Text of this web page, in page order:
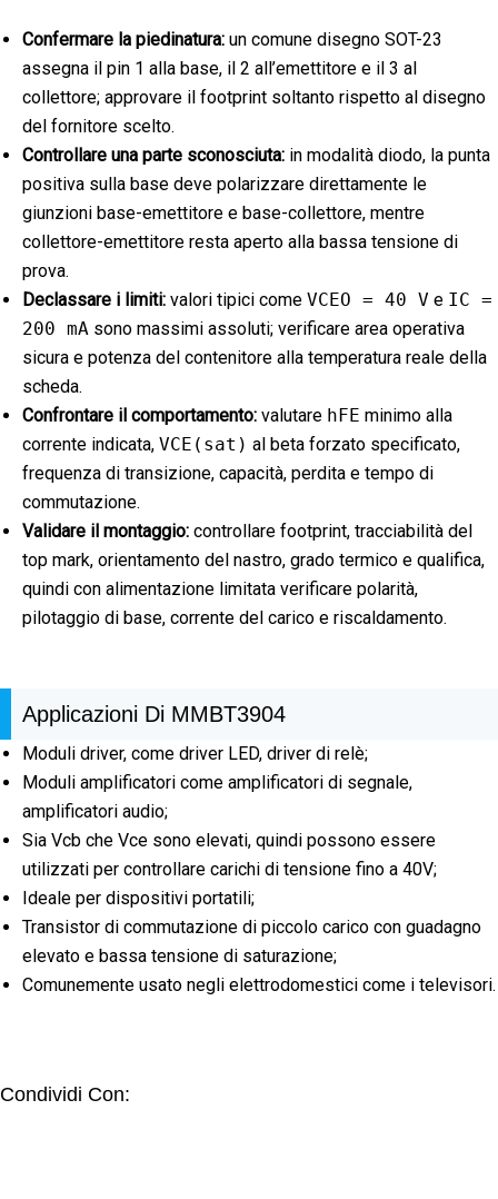
Confermare la piedinatura: un comune disegno SOT-23
assegna il pin 1 alla base, il 2 all’emettitore e il 3 al
collettore; approvare il footprint soltanto rispetto al disegno
del fornitore scelto.
Controllare una parte sconosciuta: in modalità diodo, la punta
positiva sulla base deve polarizzare direttamente le
giunzioni base-emettitore e base-collettore, mentre
collettore-emettitore resta aperto alla bassa tensione di
prova.
Declassare i limiti: valori tipici come VCEO = 40 V e IC =
200 mA sono massimi assoluti; verificare area operativa
sicura e potenza del contenitore alla temperatura reale della
scheda.
Confrontare il comportamento: valutare hFE minimo alla
corrente indicata, VCE(sat) al beta forzato specificato,
frequenza di transizione, capacità, perdita e tempo di
commutazione.
Validare il montaggio: controllare footprint, tracciabilità del
top mark, orientamento del nastro, grado termico e qualifica,
quindi con alimentazione limitata verificare polarità,
pilotaggio di base, corrente del carico e riscaldamento.
Applicazioni Di MMBT3904
Moduli driver, come driver LED, driver di relè;
Moduli amplificatori come amplificatori di segnale,
amplificatori audio;
Sia Vcb che Vce sono elevati, quindi possono essere
utilizzati per controllare carichi di tensione fino a 40V;
Ideale per dispositivi portatili;
Transistor di commutazione di piccolo carico con guadagno
elevato e bassa tensione di saturazione;
Comunemente usato negli elettrodomestici come i televisori.
Condividi Con: